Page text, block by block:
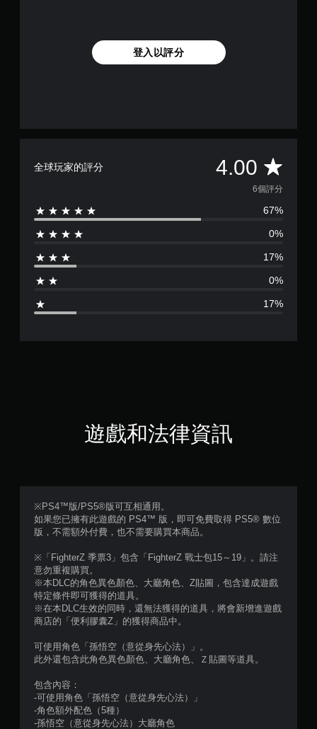
登入以評分
全球玩家的評分 4.00 平
均
評
分
4
星
，
共
6
評
6個評分
67%
0%
17%
0%
17%
遊戲和法律資訊
※PS4™版/PS5®版可互相通用。
如果您已擁有此遊戲的 PS4™ 版，即可免費取得 PS5® 數位
版，不需額外付費，也不需要購買本商品。
※「FighterZ 季票3」包含「FighterZ 戰士包15～19」。請注
意勿重複購買。
※本DLC的角色異色顏色、大廳角色、Z貼圖，包含達成遊戲
特定條件即可獲得的道具。
※在本DLC生效的同時，還無法獲得的道具，將會新增進遊戲
商店的「便利膠囊Z」的獲得商品中。
可使用角色「孫悟空（意從身先心法）」。
此外還包含此角色異色顏色、大廳角色、Ｚ貼圖等道具。
包含內容：
-可使用角色「孫悟空（意從身先心法）」
-角色額外配色（5種）
-孫悟空（意從身先心法）大廳角色